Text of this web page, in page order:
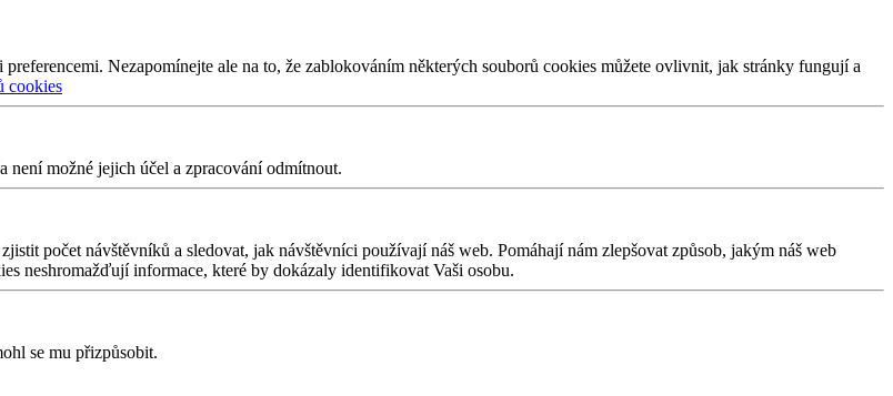
Nezapomínejte ale na to, že zablokováním některých souborů cookies můžete ovlivnit, jak stránky fungují a
cookies
není možné jejich účel a zpracování odmítnout.
počet návštěvníků a sledovat, jak návštěvníci používají náš web. Pomáhají nám zlepšovat způsob, jakým náš web
neshromažďují informace, které by dokázaly identifikovat Vaši osobu.
se mu přizpůsobit.